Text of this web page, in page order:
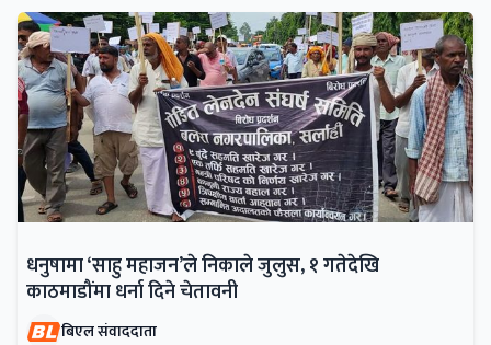
धनुषामा ‘साहु महाजन’ले निकाले जुलुस, १ गतेदेखि
काठमाडौंमा धर्ना दिने चेतावनी
बिएल संवाददाता